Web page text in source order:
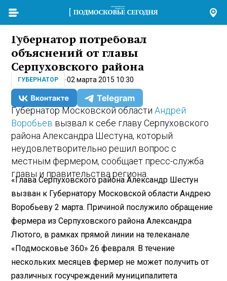
Губернатор потребовал
объяснений от главы
Серпуховского района
ГУБЕРНАТОР 02 марта 2015 10:30
Губернатор Московской областиАндрей
Воробьев вызвал к себе главу Серпуховского
района Александра Шестуна, который
неудовлетворительно решил вопрос с
местным фермером, сообщает пресс-служба
главы и правительства региона.
«Глава Серпуховского района Александр Шестун
вызван к Губернатору Московской области Андрею
Воробьеву 2 марта. Причиной послужило обращение
фермера из Серпуховского района Александра
Лютого, в рамках прямой линии на телеканале
«Подмосковье 360» 26 февраля. В течение
нескольких месяцев фермер не может получить от
различных госучреждений муниципалитета